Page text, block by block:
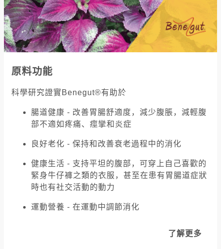
原料功能
科學研究證實Benegut®有助於
腸道健康 - 改善胃腸舒適度，減少腹脹，減輕腹
部不適如疼痛、痙攣和炎症
良好老化 - 保持和改善衰老過程中的消化
健康生活 - 支持平坦的腹部，可穿上自己喜歡的
緊身牛仔褲之類的衣服，甚至在患有胃腸道症狀
時也有社交活動的動力
運動營養 - 在運動中調節消化
了解更多